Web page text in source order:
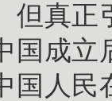
但真
国成立
国人